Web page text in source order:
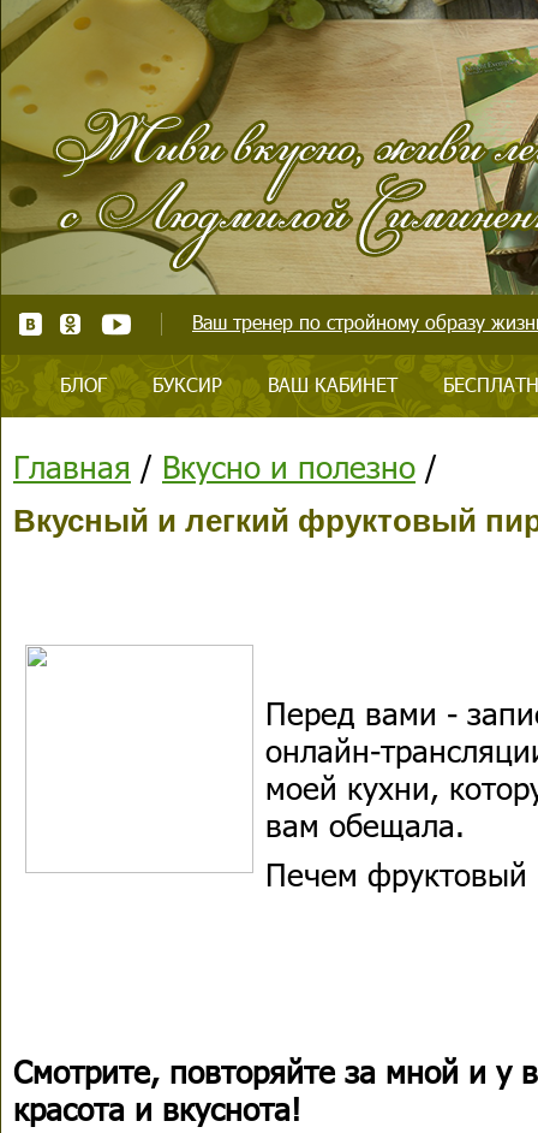
Ваш тренер по стройному образу
БЛОГ БУКСИР ВАШ КАБИНЕТ
Главная / Вкусно и полезно /
Вкусный и легкий фруктовый
Перед вами -
онлайн-
моей кухни,
вам обещала.
Печем фруктовый
Смотрите, повторяйте за мной и у
красота и вкуснота!